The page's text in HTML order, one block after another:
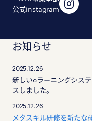
公式instagram
お知らせ
2025.12.26
新しいeラーニングシス
スしました。
2025.12.26
メタスキル研修を新たな